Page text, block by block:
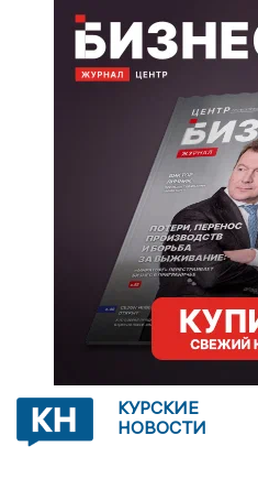
КУРСКИЕ
НОВОСТИ